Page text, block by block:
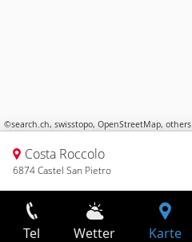
©search.ch, swisstopo, OpenStreetMap, others
Costa Roccolo
6874 Castel San Pietro
Tel Wetter Karte